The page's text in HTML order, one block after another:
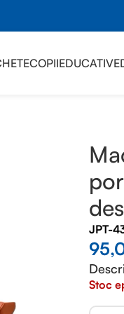
COPIIEDUCATIVE
JPT-
Stoc